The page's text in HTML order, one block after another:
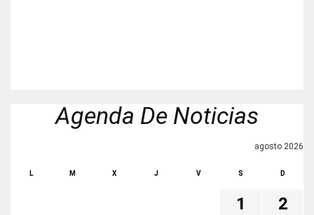
Agenda De Noticias
agosto 2026
L M X J V S D
1
2